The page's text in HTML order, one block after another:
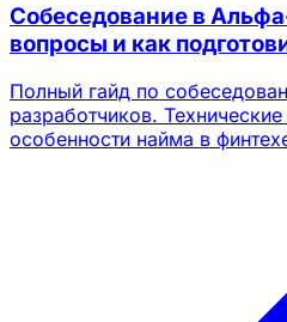
Собеседование в
вопросы и как
Полный гайд по
разработчиков.
особенности найма в